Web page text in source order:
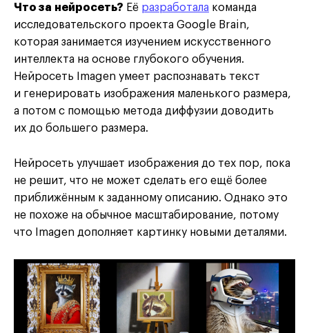
Что за нейросеть? Её разработала команда
исследовательского проекта Google Brain,
которая занимается изучением искусственного
интеллекта на основе глубокого обучения.
Нейросеть Imagen умеет распознавать текст
и генерировать изображения маленького размера,
а потом с помощью метода диффузии доводить
их до большего размера.
Нейросеть улучшает изображения до тех пор, пока
не решит, что не может сделать его ещё более
приближённым к заданному описанию. Однако это
не похоже на обычное масштабирование, потому
что Imagen дополняет картинку новыми деталями.